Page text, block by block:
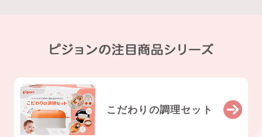
こだわりの調理セット